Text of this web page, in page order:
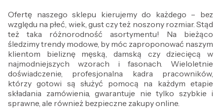
Ofertę naszego sklepu kierujemy do każdego – bez
względu na płeć, wiek, gust czy też noszony rozmiar. Stąd
też taka różnorodność asortymentu! Na bieżąco
śledzimy trendy modowe, by móc zaproponować naszym
klientom bieliznę męską, damską czy dziecięcą w
najmodniejszych wzorach i fasonach. Wieloletnie
doświadczenie, profesjonalna kadra pracowników,
którzy gotowi są służyć pomocą na każdym etapie
składania zamówienia, gwarantuje nie tylko szybkie i
sprawne, ale również bezpieczne zakupy online.